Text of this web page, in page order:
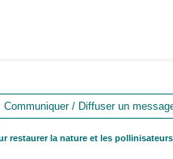
Communiquer / Diffuser un
restaurer la nature et les pollinisateurs